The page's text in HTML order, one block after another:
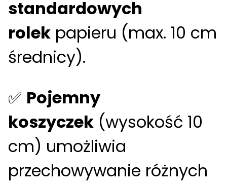
standardowych
rolek papieru (max. 10 cm
średnicy).
✅ Pojemny
koszyczek (wysokość 10
cm) umożliwia
przechowywanie różnych